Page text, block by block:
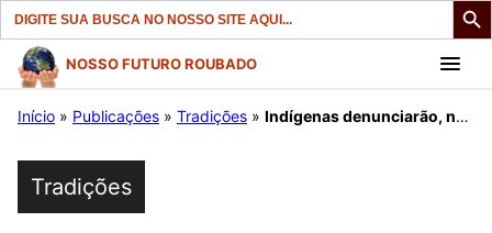
Search
for:
Pular
para
conteúdo
NOSSO FUTURO ROUBADO
Início » Publicações » Tradições » Indígenas denunciarão, na Cúpula dos Povos, violação de direitos e violência que sofrem no Brasil.
Tradições